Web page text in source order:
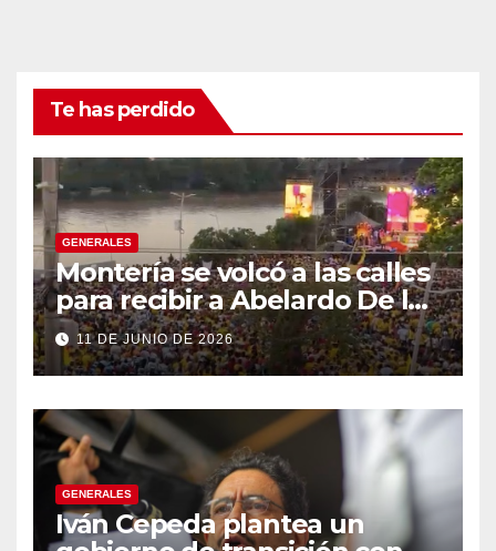
Te has perdido
GENERALES
Montería se volcó a las calles
para recibir a Abelardo De la
Espriella
11 DE JUNIO DE 2026
GENERALES
Iván Cepeda plantea un